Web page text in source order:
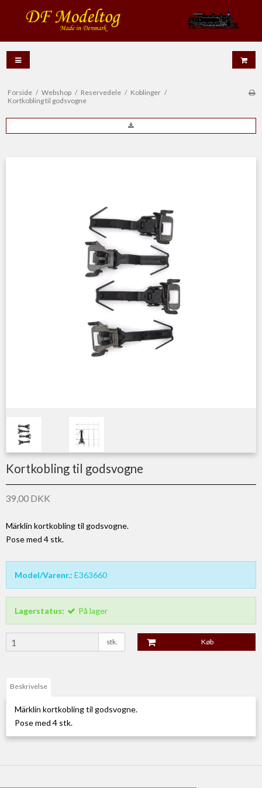
Forside / Webshop / Reservedele / Koblinger /
Kortkobling til godsvogne
Kortkobling til godsvogne
39,00 DKK
Märklin kortkobling til godsvogne.
Pose med 4 stk.
Model/Varenr.: E363660
Lagerstatus: På lager
stk. Køb
Beskrivelse
Märklin kortkobling til godsvogne.
Pose med 4 stk.